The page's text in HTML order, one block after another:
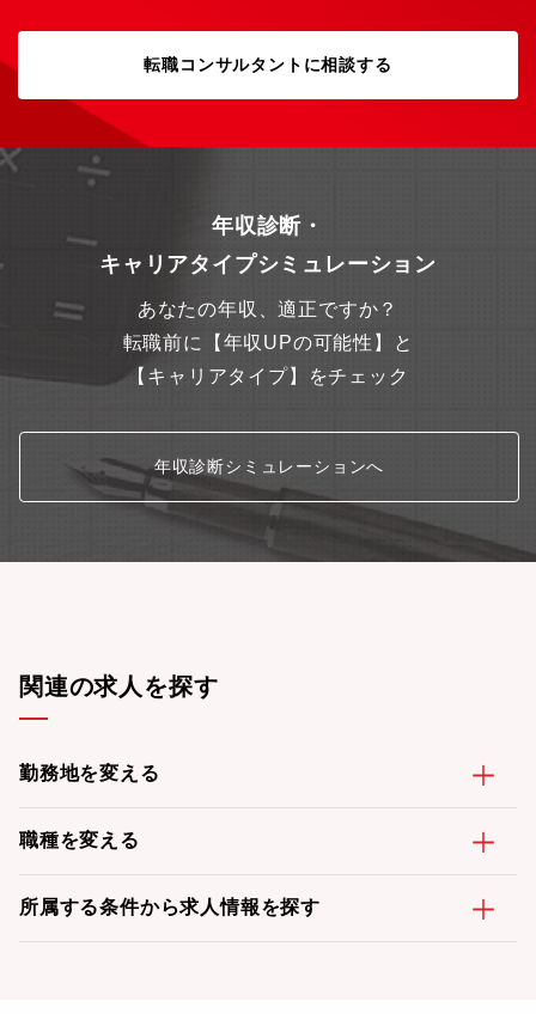
転職コンサルタントに相談する
年収診断・
キャリアタイプシミュレーション
あなたの年収、適正ですか？
転職前に【年収UPの可能性】と
【キャリアタイプ】をチェック
年収診断シミュレーションへ
関連の求人を探す
勤務地を変える
職種を変える
所属する条件から求人情報を探す